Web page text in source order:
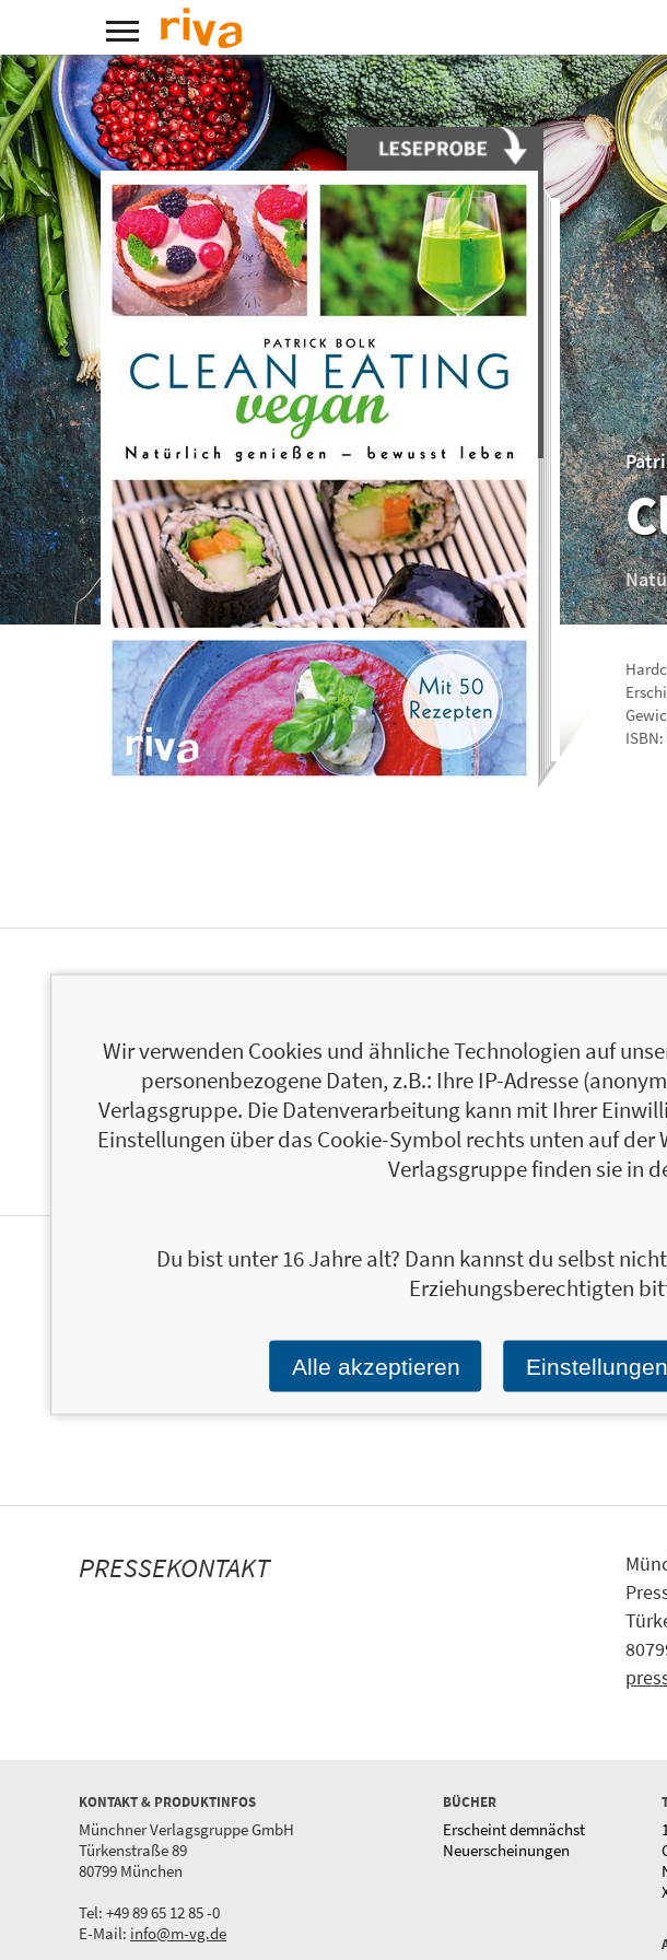
ISBN:
PERSONALISIERTE
Ja,
Wir
E-
PRESSEKONTAKT
KONTAKT & PRODUKTINFOS
Münchner Verlagsgruppe GmbH
Türkenstraße 89
80799 München
Tel: +49 89 65 12 85 -0
E-Mail: info@m-vg.de
BÜCHER
Erscheint demnächst
Neuerscheinungen
1
Wir verwenden Cookies und ähnliche Technologien auf
personenbezogene Daten, z.B.: Ihre IP-Adresse
Verlagsgruppe. Die Datenverarbeitung kann mit Ihrer
Einstellungen über das Cookie-Symbol rechts unten auf
Verlagsgruppe finden sie in
Du bist unter 16 Jahre alt? Dann kannst du selbst
Erziehungsberechtigten
Alle akzeptieren